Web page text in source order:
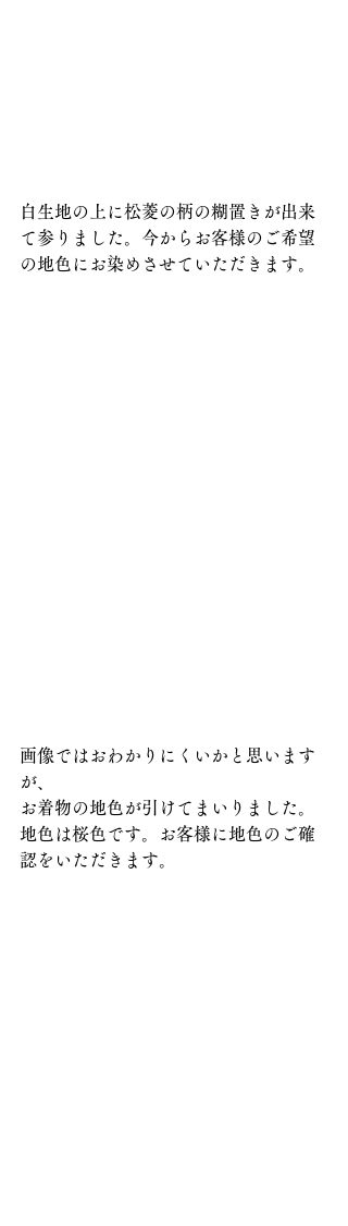
白生地の上に松菱の柄の糊置きが出来
て参りました。今からお客様のご希望
の地色にお染めさせていただきます。
画像ではおわかりにくいかと思います
が、
お着物の地色が引けてまいりました。
地色は桜色です。お客様に地色のご確
認をいただきます。